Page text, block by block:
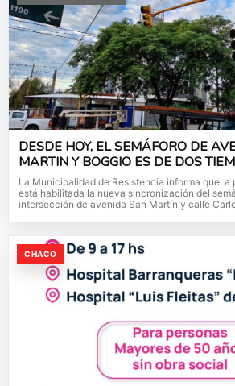
DESDE HOY, EL SEMÁFORO DE
MARTIN Y BOGGIO ES DE DOS
La Municipalidad de Resistencia informa que, a
está habilitada la nueva sincronización del
intersección de avenida San Martín y calle
CHACO